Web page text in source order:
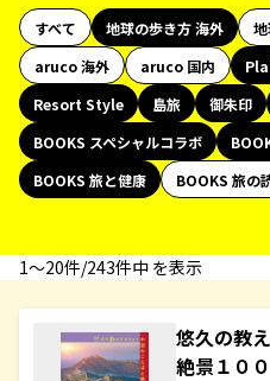
すべて 地球の歩き方 海外
aruco 海外
aruco 国内
Resort Style
島旅 御朱印
BOOKS スペシャルコラボ
BOOKS 旅と健康
BOOKS 旅の
1〜20件/243件中 を表示
悠久の教
絶景１００